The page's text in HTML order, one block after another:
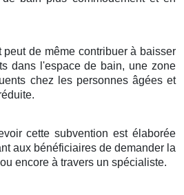
peut de même contribuer à baisser
dans l'espace de bain, une zone
chez les personnes âgées et
cette subvention est élaborée
aux bénéficiaires de demander la
encore à travers un spécialiste.